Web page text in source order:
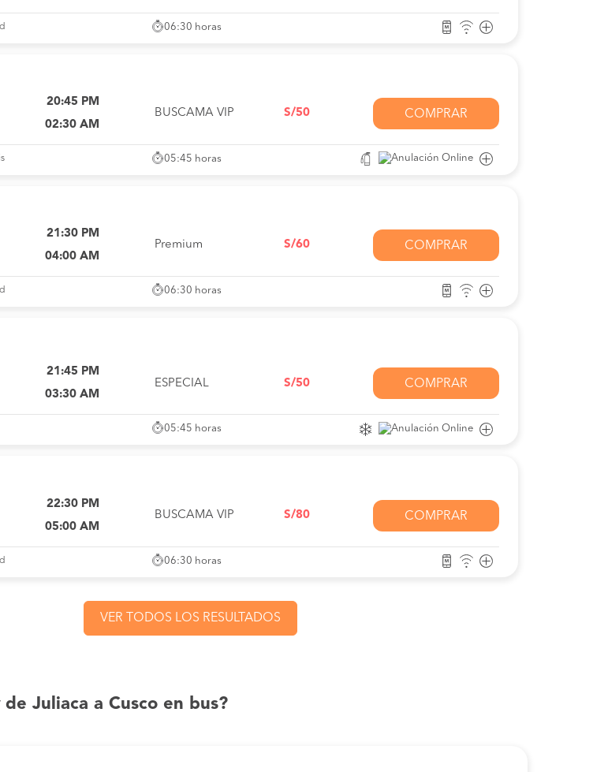
06:30 horas
20:45 PM
02:30 AM
BUSCAMA VIP S/50 COMPRAR
05:45 horas
21:30 PM
04:00 AM
Premium S/60 COMPRAR
06:30 horas
21:45 PM
03:30 AM
ESPECIAL S/50 COMPRAR
05:45 horas
22:30 PM
05:00 AM
BUSCAMA VIP S/80 COMPRAR
06:30 horas
VER TODOS LOS RESULTADOS
de Juliaca a Cusco en bus?